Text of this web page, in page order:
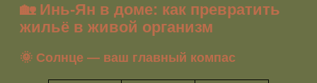
🏡 Инь-Ян в доме: как превратить
жильё в живой организм
🌞 Солнце — ваш главный компас